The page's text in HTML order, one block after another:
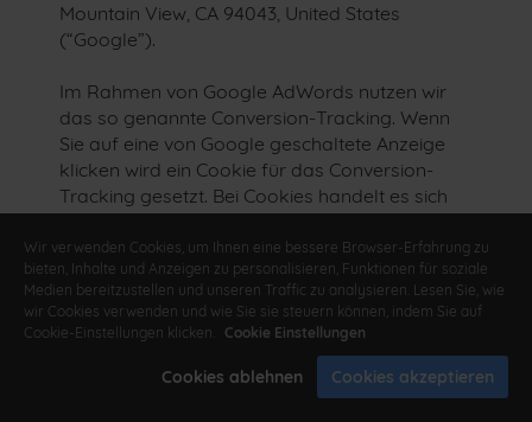
Mountain View, CA 94043, United States
(“Google”).
Im Rahmen von Google AdWords nutzen wir
das so genannte Conversion-Tracking. Wenn
Sie auf eine von Google geschaltete Anzeige
klicken wird ein Cookie für das Conversion-
Tracking gesetzt. Bei Cookies handelt es sich
auf dem Computer des Nutzers ablegt. Diese
Cookies verlieren nach 30 Tagen ihre Gültigkeit
und dienen nicht der persönlichen
Identifizierung der Nutzer. Besucht der Nutzer
bestimmte Seiten dieser Website und das
Cookie ist noch nicht abgelaufen, können
Google und wir erkennen, dass der Nutzer auf
Wir verwenden Cookies, um Ihnen eine bessere Browser-Erfahrung zu
bieten, Inhalte und Anzeigen zu personalisieren, Funktionen für soziale
Medien bereitzustellen und unseren Traffic zu analysieren. Lesen Sie, wie
wir Cookies verwenden und wie Sie sie steuern können, indem Sie auf
Cookie-Einstellungen klicken.
Cookie Einstellungen
Cookies ablehnen Cookies akzeptieren